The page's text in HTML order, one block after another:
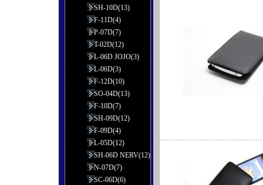
SH-10D(13)
F-11D(4)
P-07D(7)
T-02D(12)
L-06D JOJO(3)
L-06D(3)
F-12D(10)
SO-04D(13)
F-10D(7)
SH-09D(12)
F-09D(4)
L-05D(12)
SH-06D NERV(12)
N-07D(7)
SC-06D(6)